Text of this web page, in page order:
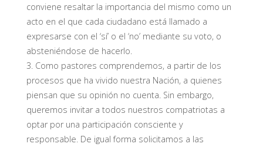
conviene resaltar la importancia del mismo como un
acto en el que cada ciudadano está llamado a
expresarse con el ‘sí’ o el ‘no’ mediante su voto, o
absteniéndose de hacerlo.
3. Como pastores comprendemos, a partir de los
procesos que ha vivido nuestra Nación, a quienes
piensan que su opinión no cuenta. Sin embargo,
queremos invitar a todos nuestros compatriotas a
optar por una participación consciente y
responsable. De igual forma solicitamos a las